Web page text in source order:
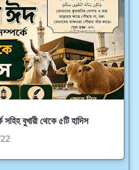
বুখারী থেকে ৫টি হাদিস